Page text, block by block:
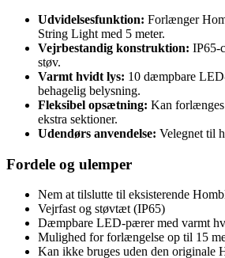
Udvidelsesfunktion: Forlænger
String Light med 5 meter.
Vejrbestandig konstruktion: IP65-
støv.
Varmt hvidt lys: 10 dæmpbare
behagelig belysning.
Fleksibel opsætning: Kan
ekstra sektioner.
Udendørs anvendelse: Velegnet til
Fordele og ulemper
Nem at tilslutte til eksisterende
Vejrfast og støvtæt (IP65)
Dæmpbare LED-pærer med varmt
Mulighed for forlængelse op til 15
Kan ikke bruges uden den originale